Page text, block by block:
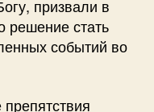
призвали в
решение стать
событий во